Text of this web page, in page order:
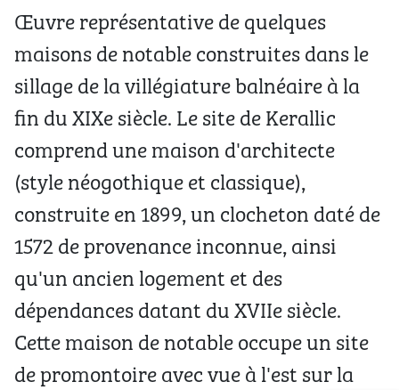
Œuvre représentative de quelques
maisons de notable construites dans le
sillage de la villégiature balnéaire à la
fin du XIXe siècle. Le site de Kerallic
comprend une maison d'architecte
(style néogothique et classique),
construite en 1899, un clocheton daté de
1572 de provenance inconnue, ainsi
qu'un ancien logement et des
dépendances datant du XVIIe siècle.
Cette maison de notable occupe un site
de promontoire avec vue à l'est sur la